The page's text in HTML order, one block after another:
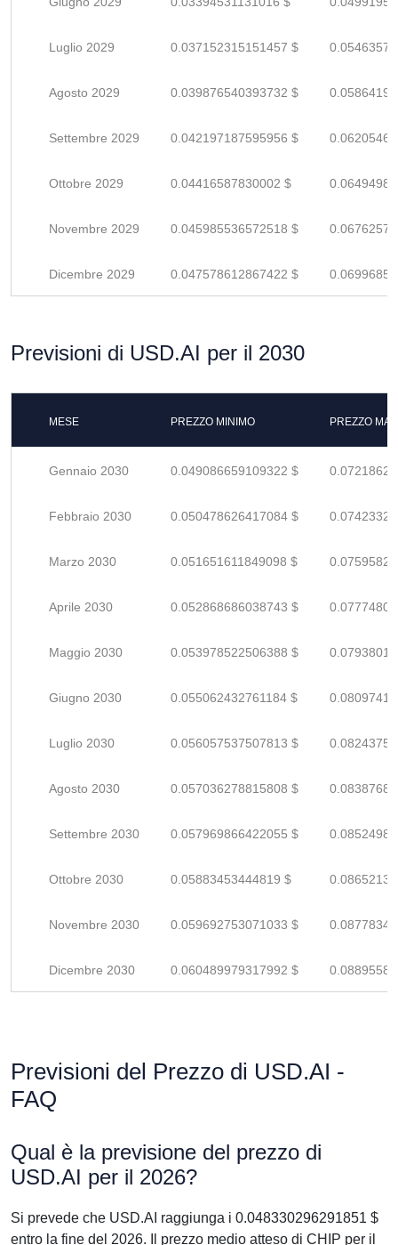
Luglio 2029 0.037152315151457 $
Agosto 2029 0.039876540393732 $
Settembre 2029 0.042197187595956 $
Ottobre 2029 0.04416587830002 $
Novembre 2029 0.045985536572518 $
Dicembre 2029 0.047578612867422 $
Previsioni di USD.AI per il 2030
MESE PREZZO MINIMO PREZZO
Gennaio 2030 0.049086659109322 $
Febbraio 2030 0.050478626417084 $
Marzo 2030 0.051651611849098 $
Aprile 2030 0.052868686038743 $
Maggio 2030 0.053978522506388 $
Giugno 2030 0.055062432761184 $
Luglio 2030 0.056057537507813 $
Agosto 2030 0.057036278815808 $
Settembre 2030 0.057969866422055 $
Ottobre 2030 0.05883453444819 $
Novembre 2030 0.059692753071033 $
Dicembre 2030 0.060489979317992 $
Previsioni del Prezzo di USD.AI -
FAQ
Qual è la previsione del prezzo di
USD.AI per il 2026?
Si prevede che USD.AI raggiunga i 0.048330296291851 $
entro la fine del 2026. Il prezzo medio atteso di CHIP per il